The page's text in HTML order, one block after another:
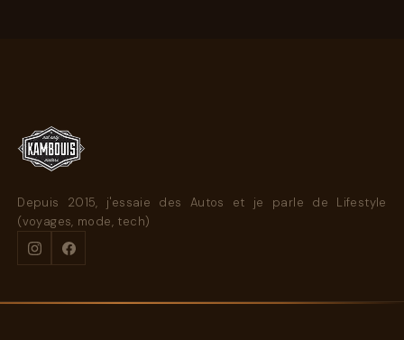
Depuis 2015, j'essaie des Autos et je parle de Lifestyle
(voyages, mode, tech)